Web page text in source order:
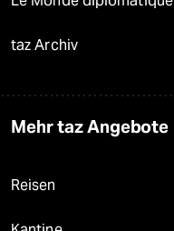
taz Archiv
Mehr taz Angebote
Reisen